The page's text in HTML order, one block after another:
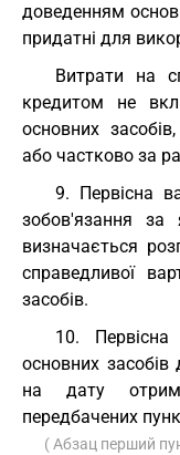
доведенням
придатні для
Витрати на
кредитом не
основних
або частково за
9. Первісна
зобов'язання за
визначається
справедливої
засобів.
10. Первісна
основних засобів
на дату
передбачених
( Абзац перший